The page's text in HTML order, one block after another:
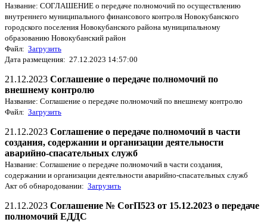
Название: СОГЛАШЕНИЕ о передаче полномочий по осуществлению
внутреннего муниципального финансового контроля Новокубанского
городского поселения Новокубанского района муниципальному
образованию Новокубанский район
Файл: Загрузить
Дата размещения: 27.12.2023 14:57:00
21.12.2023 Соглашение о передаче полномочий по
внешнему контролю
Название: Соглашение о передаче полномочий по внешнему контролю
Файл: Загрузить
21.12.2023 Соглашение о передаче полномочий в части
создания, содержании и организации деятельности
аварийно-спасательных служб
Название: Соглашение о передаче полномочий в части создания,
содержании и организации деятельности аварийно-спасательных служб
Акт об обнародовании: Загрузить
21.12.2023 Соглашение № СогП523 от 15.12.2023 о передаче
полномочий ЕДДС